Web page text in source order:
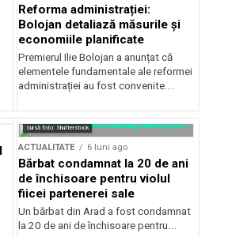
Reforma administrației:
Bolojan detaliază măsurile și
economiile planificate
Premierul Ilie Bolojan a anunțat că
elementele fundamentale ale reformei
administrației au fost convenite...
Sursă foto: Shutterstock
ACTUALITATE 6 luni ago
Bărbat condamnat la 20 de ani
de închisoare pentru violul
fiicei partenerei sale
Un bărbat din Arad a fost condamnat
la 20 de ani de închisoare pentru...